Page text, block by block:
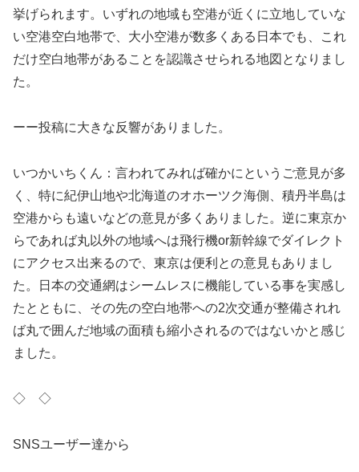
挙げられます。いずれの地域も空港が近くに立地していな
い空港空白地帯で、大小空港が数多くある日本でも、これ
だけ空白地帯があることを認識させられる地図となりまし
た。
ーー投稿に大きな反響がありました。
いつかいちくん：言われてみれば確かにというご意見が多
く、特に紀伊山地や北海道のオホーツク海側、積丹半島は
空港からも遠いなどの意見が多くありました。逆に東京か
らであれば丸以外の地域へは飛行機or新幹線でダイレクト
にアクセス出来るので、東京は便利との意見もありまし
た。日本の交通網はシームレスに機能している事を実感し
たとともに、その先の空白地帯への2次交通が整備されれ
ば丸で囲んだ地域の面積も縮小されるのではないかと感じ
ました。
◇ ◇
SNSユーザー達から